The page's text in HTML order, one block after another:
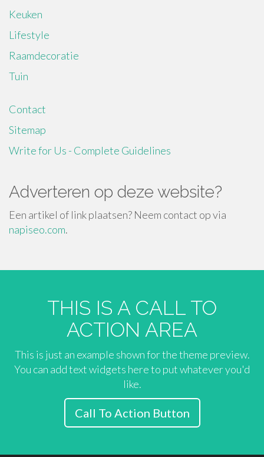
Keuken
Lifestyle
Raamdecoratie
Tuin
Contact
Sitemap
Write for Us - Complete Guidelines
Adverteren op deze website?
Een artikel of link plaatsen? Neem contact op via
napiseo.com.
THIS IS A CALL TO
ACTION AREA
This is just an example shown for the theme preview.
You can add text widgets here to put whatever you'd
like.
Call To Action Button